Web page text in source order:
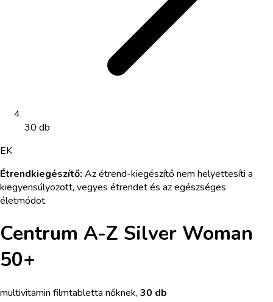
30 db
EK
Étrendkiegészítő: Az étrend-kiegészítő nem helyettesíti a
kiegyensúlyozott, vegyes étrendet és az egészséges
életmódot.
Centrum A-Z Silver Woman
50+
multivitamin filmtabletta nőknek, 30 db